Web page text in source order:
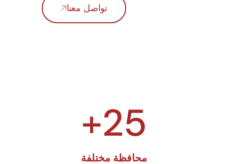
تواصل معنا
25
+
محافظة مختلفة